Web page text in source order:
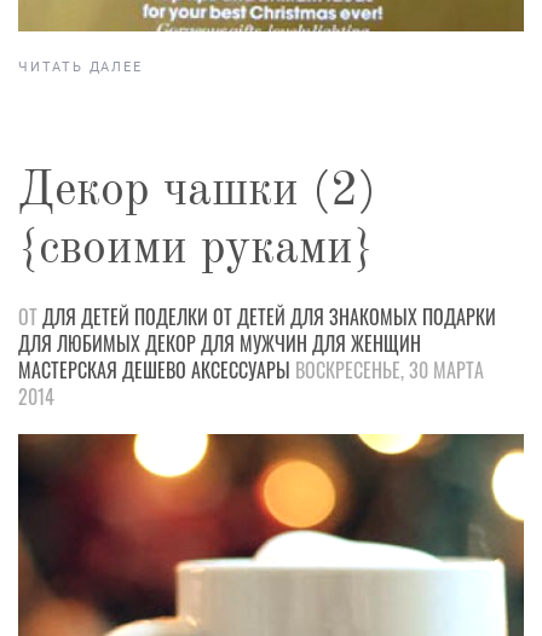
ЧИТАТЬ ДАЛЕЕ
Декор чашки (2)
{своими руками}
ОТДЛЯ ДЕТЕЙ ПОДЕЛКИ ОТ ДЕТЕЙ ДЛЯ ЗНАКОМЫХ ПОДАРКИ
ДЛЯ ЛЮБИМЫХДЕКОРДЛЯ МУЖЧИН ДЛЯ ЖЕНЩИН
МАСТЕРСКАЯ ДЕШЕВО АКСЕССУАРЫ ВОСКРЕСЕНЬЕ, 30 МАРТА
2014